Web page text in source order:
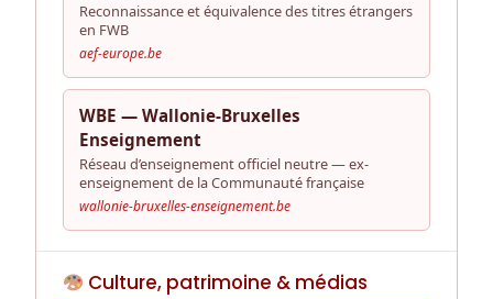
Reconnaissance et équivalence des titres étrangers
en FWB
aef-europe.be
WBE — Wallonie-Bruxelles
Enseignement
Réseau d’enseignement officiel neutre — ex-
enseignement de la Communauté française
wallonie-bruxelles-enseignement.be
Culture, patrimoine & médias